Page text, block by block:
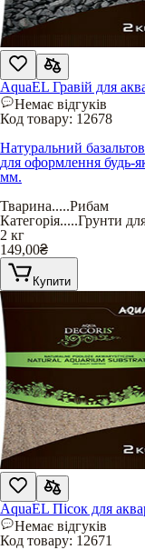
AquaEL Гравій для
Немає відгуків
Код товару: 12678
Натуральний
для оформлення будь-
мм.
Тварина.....Рибам
Категорія.....Грунти
2 кг
149,00₴
Купити
AquaEL Пісок для
Немає відгуків
Код товару: 12671